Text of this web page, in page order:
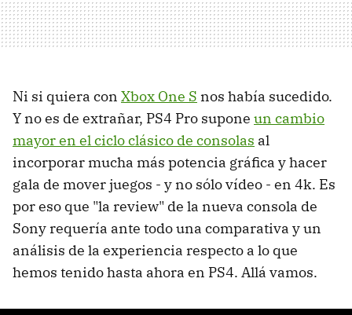
Ni si quiera con Xbox One S nos había sucedido.
Y no es de extrañar, PS4 Pro supone un cambio
mayor en el ciclo clásico de consolas al
incorporar mucha más potencia gráfica y hacer
gala de mover juegos - y no sólo vídeo - en 4k. Es
por eso que "la review" de la nueva consola de
Sony requería ante todo una comparativa y un
análisis de la experiencia respecto a lo que
hemos tenido hasta ahora en PS4. Allá vamos.